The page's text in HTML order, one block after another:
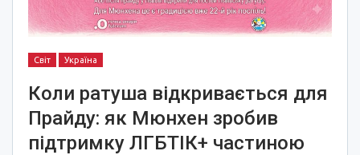
Світ Україна
Коли ратуша відкривається для
Прайду: як Мюнхен зробив
підтримку ЛГБТІК+ частиною